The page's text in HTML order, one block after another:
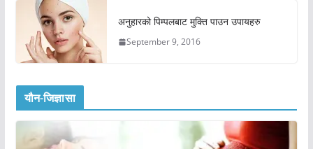
अनुहारको पिम्पलबाट मुक्ति पाउन उपायहरु
September 9, 2016
यौन-जिज्ञासा